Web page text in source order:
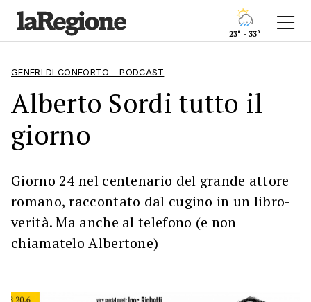
23° - 33°
GENERI DI CONFORTO - PODCAST
Alberto Sordi tutto il
giorno
Giorno 24 nel centenario del grande attore
romano, raccontato dal cugino in un libro-
verità. Ma anche al telefono (e non
chiamatelo Albertone)